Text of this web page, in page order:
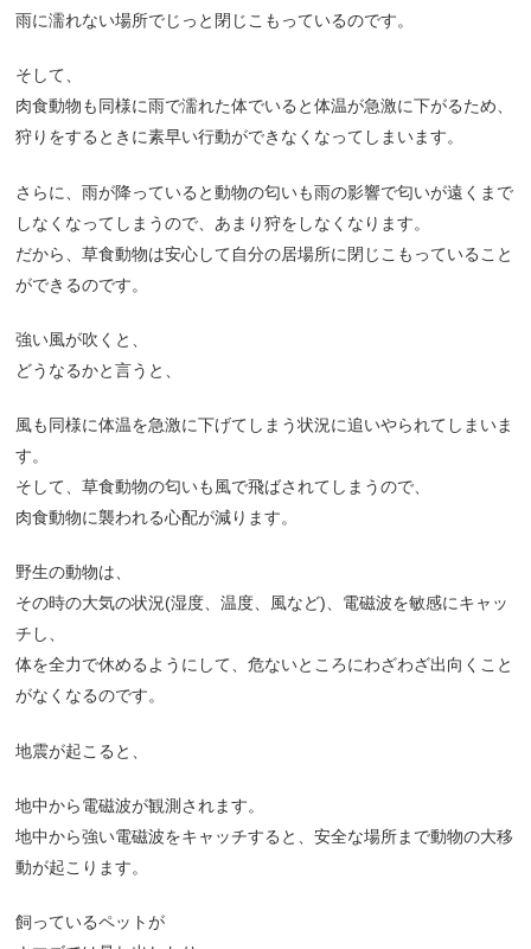
雨に濡れない場所でじっと閉じこもっているのです。
そして、
肉食動物も同様に雨で濡れた体でいると体温が急激に下がるため、
狩りをするときに素早い行動ができなくなってしまいます。
さらに、雨が降っていると動物の匂いも雨の影響で匂いが遠くまで
しなくなってしまうので、あまり狩をしなくなります。
だから、草食動物は安心して自分の居場所に閉じこもっていること
ができるのです。
強い風が吹くと、
どうなるかと言うと、
風も同様に体温を急激に下げてしまう状況に追いやられてしまいま
す。
そして、草食動物の匂いも風で飛ばされてしまうので、
肉食動物に襲われる心配が減ります。
野生の動物は、
その時の大気の状況(湿度、温度、風など)、電磁波を敏感にキャッ
チし、
体を全力で休めるようにして、危ないところにわざわざ出向くこと
がなくなるのです。
地震が起こると、
地中から電磁波が観測されます。
地中から強い電磁波をキャッチすると、安全な場所まで動物の大移
動が起こります。
飼っているペットが